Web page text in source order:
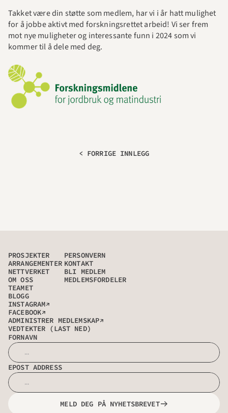
Takket være din støtte som medlem, har vi i år hatt mulighet
for å jobbe aktivt med forskningsrettet arbeid! Vi ser frem
mot nye muligheter og interessante funn i 2024 som vi
kommer til å dele med deg.
< FORRIGE INNLEGG
PROSJEKTER
ARRANGEMENTER
NETTVERKET
OM OSS
TEAMET
BLOGG
PERSONVERN
KONTAKT
BLI MEDLEM
MEDLEMSFORDELER
INSTAGRAM→
FACEBOOK→
ADMINISTRER MEDLEMSKAP→
VEDTEKTER (LAST NED)
FORNAVN
EPOST ADDRESS
MELD DEG PÅ NYHETSBREVET